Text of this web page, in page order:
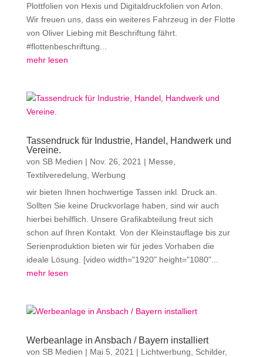
Plottfolien von Hexis und Digitaldruckfolien von Arlon.
Wir freuen uns, dass ein weiteres Fahrzeug in der Flotte
von Oliver Liebing mit Beschriftung fährt.
#flottenbeschriftung...
mehr lesen
Tassendruck für Industrie, Handel, Handwerk und
Vereine.
von SB Medien | Nov. 26, 2021 | Messe
Textilveredelung Werbung
wir bieten Ihnen hochwertige Tassen inkl. Druck an.
Sollten Sie keine Druckvorlage haben, sind wir auch
hierbei behilflich. Unsere Grafikabteilung freut sich
schon auf Ihren Kontakt. Von der Kleinstauflage bis zur
Serienproduktion bieten wir für jedes Vorhaben die
ideale Lösung. [video width="1920" height="1080"...
mehr lesen
Werbeanlage in Ansbach / Bayern installiert
von SB Medien | Mai 5, 2021 | Lichtwerbung Schilder,